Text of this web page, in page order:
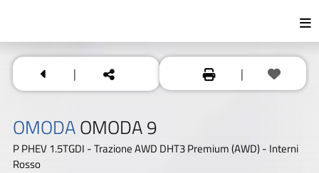
| |
OMODAOMODA 9
P PHEV 1.5TGDI - Trazione AWD DHT3 Premium (AWD) - Interni
Rosso